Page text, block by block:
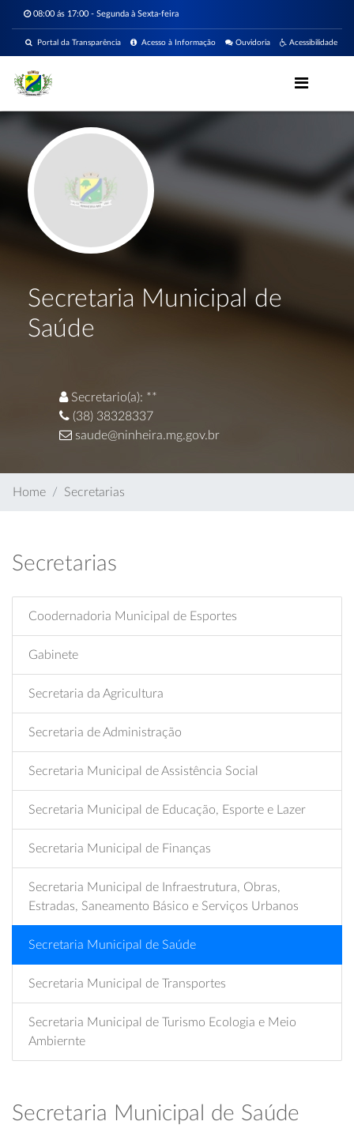
08:00 ás 17:00 - Segunda à Sexta-feira
Acessibilidade
Ouvidoria
Acesso à Informação
Portal da Transparência
Secretaria Municipal de
Saúde
Secretario(a): **
(38) 38328337
saude@ninheira.mg.gov.br
Home Secretarias
Secretarias
Coodernadoria Municipal de Esportes
Gabinete
Secretaria da Agricultura
Secretaria de Administração
Secretaria Municipal de Assistência Social
Secretaria Municipal de Educação, Esporte e Lazer
Secretaria Municipal de Finanças
Secretaria Municipal de Infraestrutura, Obras,
Estradas, Saneamento Básico e Serviços Urbanos
Secretaria Municipal de Saúde
Secretaria Municipal de Transportes
Secretaria Municipal de Turismo Ecologia e Meio
Ambiernte
Secretaria Municipal de Saúde